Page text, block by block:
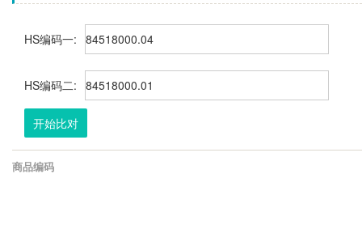
HS编码一:
HS编码二:
开始比对
商品编码